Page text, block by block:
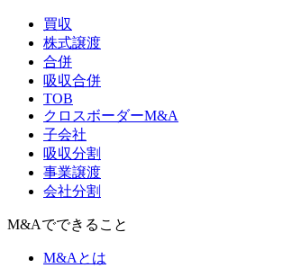
買収
株式譲渡
合併
吸収合併
TOB
クロスボーダーM&A
子会社
吸収分割
事業譲渡
会社分割
M&Aでできること
M&Aとは